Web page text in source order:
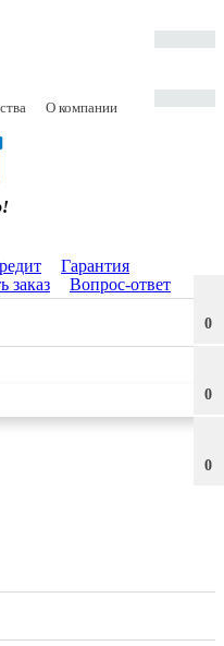
О компании
0
0
0
Гарантия
заказ Вопрос-ответ